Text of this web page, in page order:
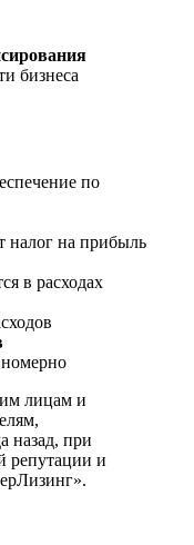
бизнеса
по
налог на прибыль
в расходах
лицам и
назад, при
репутации и